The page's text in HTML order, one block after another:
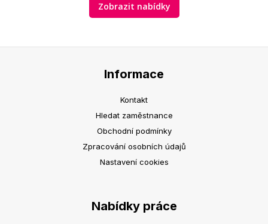
Zobrazit nabídky
Informace
Kontakt
Hledat zaměstnance
Obchodní podmínky
Zpracování osobních údajů
Nastavení cookies
Nabídky práce